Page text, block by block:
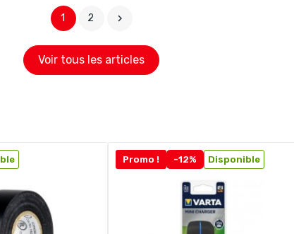
1 2 
Voir tous les articles
Promo ! -12% Disponible